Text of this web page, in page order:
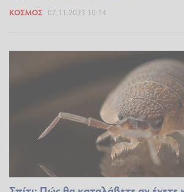
ΚΌΣΜΟΣ 07.11.2023 10:14